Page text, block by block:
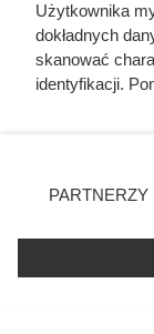
Użytkownika
dokładnych
skanować
identyfikacji.
prywatności
. Niektóre
zgody
takiemu
zastosowania
PARTNERZY